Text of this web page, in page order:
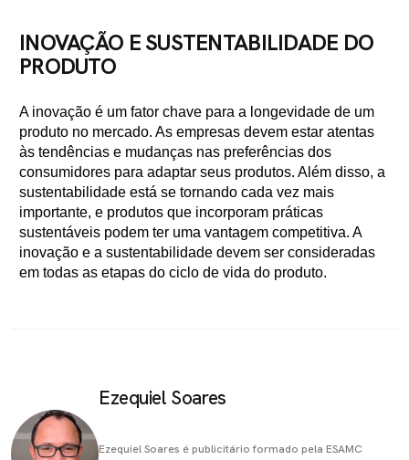
INOVAÇÃO E SUSTENTABILIDADE DO
PRODUTO
A inovação é um fator chave para a longevidade de um
produto no mercado. As empresas devem estar atentas
às tendências e mudanças nas preferências dos
consumidores para adaptar seus produtos. Além disso, a
sustentabilidade está se tornando cada vez mais
importante, e produtos que incorporam práticas
sustentáveis podem ter uma vantagem competitiva. A
inovação e a sustentabilidade devem ser consideradas
em todas as etapas do ciclo de vida do produto.
Ezequiel Soares
Ezequiel Soares é publicitário formado pela ESAMC